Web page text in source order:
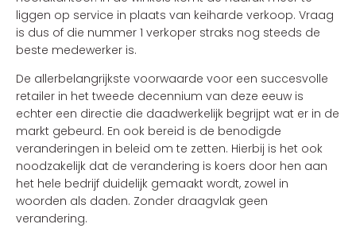
liggen op service in plaats van keiharde verkoop. Vraag
is dus of die nummer 1 verkoper straks nog steeds de
beste medewerker is.
De allerbelangrijkste voorwaarde voor een succesvolle
retailer in het tweede decennium van deze eeuw is
echter een directie die daadwerkelijk begrijpt wat er in de
markt gebeurd. En ook bereid is de benodigde
veranderingen in beleid om te zetten. Hierbij is het ook
noodzakelijk dat de verandering is koers door hen aan
het hele bedrijf duidelijk gemaakt wordt, zowel in
woorden als daden. Zonder draagvlak geen
verandering.